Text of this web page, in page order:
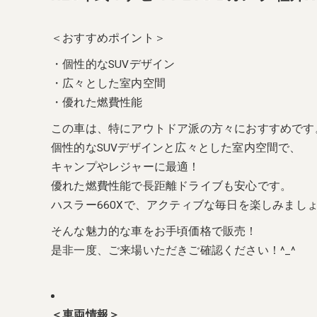
＜おすすめポイント＞
・個性的なSUVデザイン
・広々とした室内空間
・優れた燃費性能
この車は、特にアウトドア派の方々におすすめです
個性的なSUVデザインと広々とした室内空間で、
キャンプやレジャーに最適！
優れた燃費性能で長距離ドライブも安心です。
ハスラー660Xで、アクティブな毎日を楽しみましょ
そんな魅力的な車をお手頃価格で販売！
是非一度、ご来場いただきご確認ください！^_^